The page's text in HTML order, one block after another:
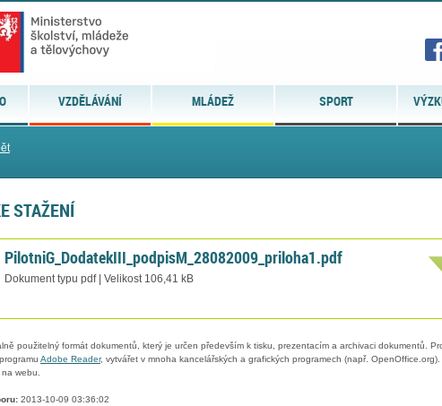
VZDĚLÁVÁNÍ MLÁDEŽ SPORT
STAŽENÍ
PilotniG_DodatekIII_podpisM_28082009_priloha1.pdf
Dokument typu pdf | Velikost 106,41 kB
použitelný formát dokumentů, který je určen především k tisku, prezentacím a archivaci dokumentů.
Adobe Reader, vytvářet v mnoha kancelářských a grafických programech (např. OpenOffice.org).
webu.
2013-10-09 03:36:02